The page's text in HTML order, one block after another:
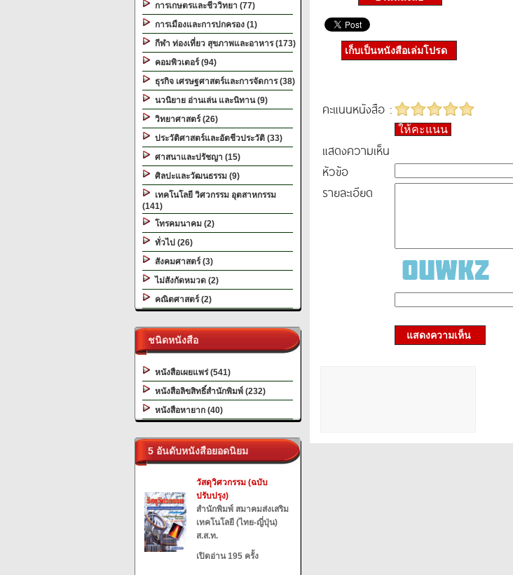
การเกษตรและชีววิทยา (77)
การเมืองและการปกครอง (1)
กีฬา ท่องเที่ยว สุขภาพและอาหาร (173)
คอมพิวเตอร์ (94)
ธุรกิจ เศรษฐศาสตร์และการจัดการ (38)
นวนิยาย อ่านเล่น และนิทาน (9)
วิทยาศาสตร์ (26)
ประวัติศาสตร์และอัตชีวประวัติ (33)
ศาสนาและปรัชญา (15)
ศิลปะและวัฒนธรรม (9)
เทคโนโลยี วิศวกรรม อุตสาหกรรม
(141)
โทรคมนาคม (2)
ทั่วไป (26)
สังคมศาสตร์ (3)
ไม่สังกัดหมวด (2)
คณิตศาสตร์ (2)
ชนิดหนังสือ
หนังสือเผยแพร่ (541)
หนังสือลิขสิทธิ์สำนักพิมพ์ (232)
หนังสือหายาก (40)
5 อันดับหนังสือยอดนิยม
วัสดุวิศวกรรม (ฉบับ
ปรับปรุง)
สำนักพิมพ์ สมาคมส่งเสริม
เทคโนโลยี (ไทย-ญี่ปุ่น)
ส.ส.ท.
เปิดอ่าน 195 ครั้ง
เก็บเป็นหนังสือเล่มโปรด
คะแนนหนังสือ :
ให้คะแนน
แสดงความเห็น
หัวข้อ
รายละเอียด
แสดงความเห็น